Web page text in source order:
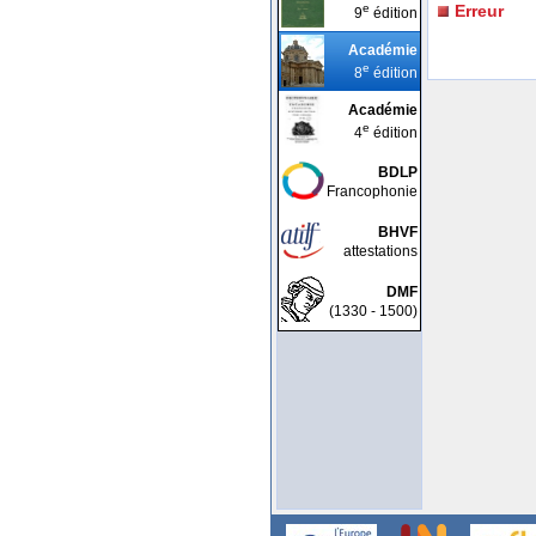
9e édition
Académie
8e édition
Académie
4e édition
BDLP
Francophonie
BHVF
attestations
DMF
(1330 - 1500)
Erreur